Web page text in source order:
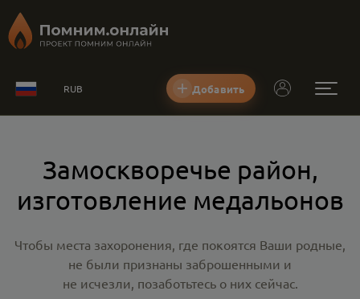
RUB Добавить
Замоскворечье район,
изготовление медальонов
Чтобы места захоронения, где покоятся Ваши родные,
не были признаны заброшенными и
не исчезли, позаботьтесь о них сейчас.